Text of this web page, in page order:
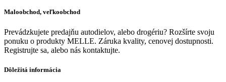
Maloobchod, veľkoobchod
Prevádzkujete predajňu autodielov, alebo drogériu? Rozšírte svoju
ponuku o produkty MELLE. Záruka kvality, cenovej dostupnosti.
Registrujte sa, alebo nás kontaktujte.
Dôležitá informácia